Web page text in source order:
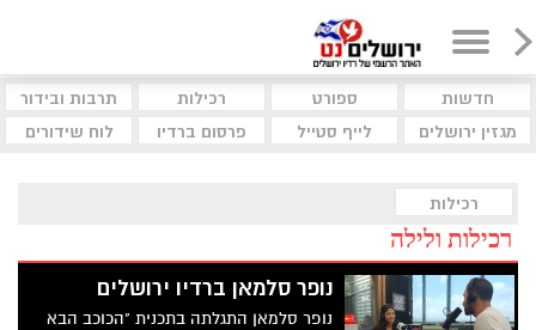
חדשות ספורט רכילות
תרבות ובידור
מגזין ירושלים
לייף סטייל פרסום ברדיו לוח שידורים
רכילות
רכילות ולילה
נופר סלמאן ברדיו ירושלים
נופר סלמאן התגלתה בתכנית "הכוכב הבא